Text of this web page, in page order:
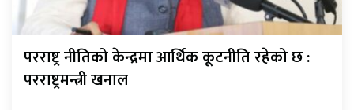
परराष्ट्र नीतिको केन्द्रमा आर्थिक कूटनीति रहेको छ :
परराष्ट्रमन्त्री खनाल